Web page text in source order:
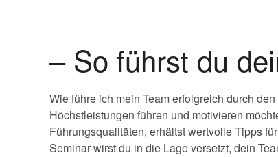
– So führst du
Wie führe ich mein Team erfolgreich durch
Höchstleistungen führen und motivieren
Führungsqualitäten, erhältst wertvolle Tipps
Seminar wirst du in die Lage versetzt, dein